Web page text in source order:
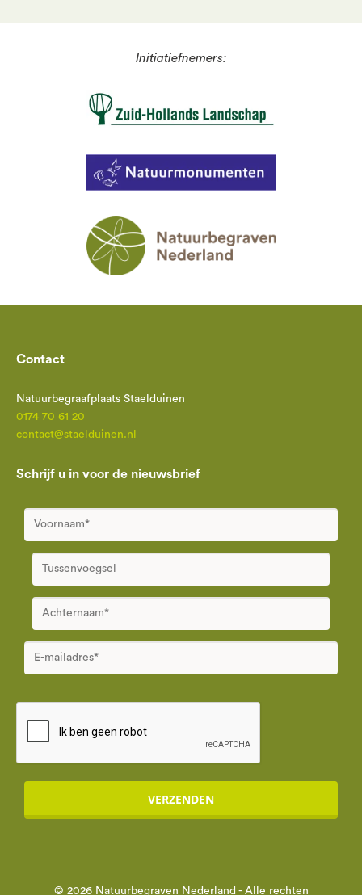
Initiatiefnemers:
Contact
Natuurbegraafplaats Staelduinen
0174 70 61 20
contact@staelduinen.nl
Schrijf u in voor de nieuwsbrief
VERZENDEN
© 2026 Natuurbegraven Nederland - Alle rechten